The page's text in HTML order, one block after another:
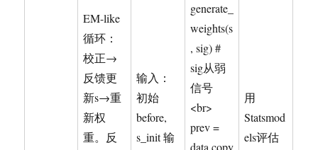
EM-like
循环：
校正→
反馈更
新s→重
新权
重。反
输入：
初始
before,
s_init 输
generate_
weights(s
, sig) #
sig从弱
信号
<br>
prev =
data.copy
用
Statsmod
els评估